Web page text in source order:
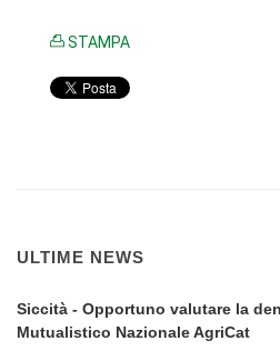
STAMPA
ULTIME NEWS
Siccità - Opportuno valutare la
Mutualistico Nazionale AgriCat